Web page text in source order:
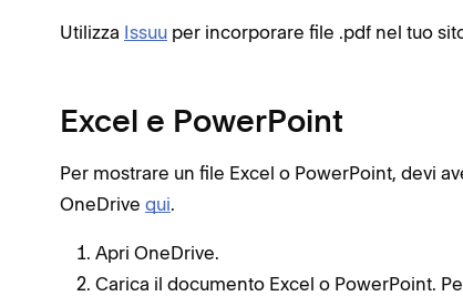
Utilizza Issuu per incorporare file .pdf nel tuo
Excel e PowerPoint
Per mostrare un file Excel o PowerPoint, devi
OneDrive qui.
Apri OneDrive.
Carica il documento Excel o PowerPoint.